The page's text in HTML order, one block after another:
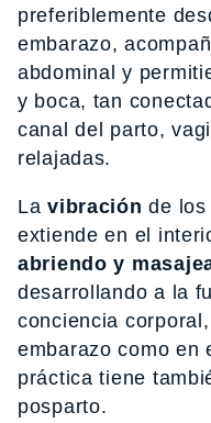
preferiblemente
embarazo,
abdominal y
y boca, tan
canal del parto,
relajadas.
Lavibración de los
extiende en el
abriendo y
desarrollando a la
conciencia
embarazo como en
práctica tiene
posparto.